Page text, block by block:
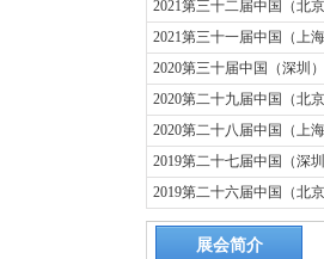
2021第三十二届中国（北
2021第三十一届中国（上
2020第三十届中国（深圳
2020第二十九届中国（北
2020第二十八届中国（上
2019第二十七届中国（深
2019第二十六届中国（北
展会简介